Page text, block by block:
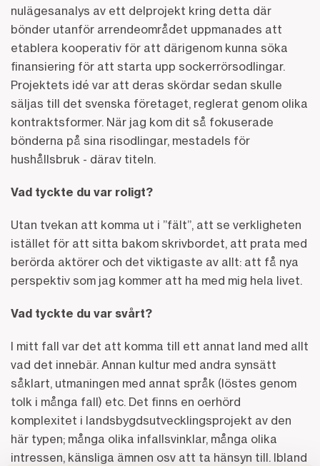
nulägesanalys av ett delprojekt kring detta där
bönder utanför arrendeområdet uppmanades att
etablera kooperativ för att därigenom kunna söka
finansiering för att starta upp sockerrörsodlingar.
Projektets idé var att deras skördar sedan skulle
säljas till det svenska företaget, reglerat genom olika
kontraktsformer. När jag kom dit så fokuserade
bönderna på sina risodlingar, mestadels för
hushållsbruk - därav titeln.
Vad tyckte du var roligt?
Utan tvekan att komma ut i ”fält”, att se verkligheten
istället för att sitta bakom skrivbordet, att prata med
berörda aktörer och det viktigaste av allt: att få nya
perspektiv som jag kommer att ha med mig hela livet.
Vad tyckte du var svårt?
I mitt fall var det att komma till ett annat land med allt
vad det innebär. Annan kultur med andra synsätt
såklart, utmaningen med annat språk (löstes genom
tolk i många fall) etc. Det finns en oerhörd
komplexitet i landsbygdsutvecklingsprojekt av den
här typen; många olika infallsvinklar, många olika
intressen, känsliga ämnen osv att ta hänsyn till. Ibland